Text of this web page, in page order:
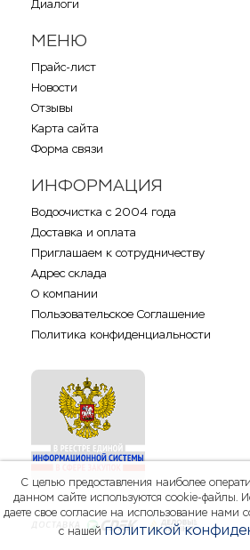
Диалоги
МЕНЮ
Прайс-лист
Новости
Отзывы
Карта сайта
Форма связи
ИНФОРМАЦИЯ
Водоочистка с 2004 года
Доставка и оплата
Приглашаем к сотрудничеству
Адрес склада
О компании
Пользовательское Соглашение
Политика конфиденциальности
С целью предоставления наиболее
данном сайте используются cookie-файлы.
даете свое согласие на использование нами
с нашейполитикой